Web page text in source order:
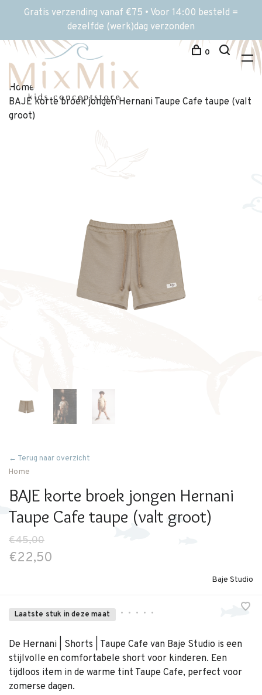
Gratis verzending vanaf €75 • Voor 14:00 besteld =
dezelfde (werk)dag verzonden
0
Home
BAJE korte broek jongen Hernani Taupe Cafe taupe (valt
groot)
← Terug naar overzicht
Home
BAJE korte broek jongen Hernani
Taupe Cafe taupe (valt groot)
€45,00
€22,50
Baje Studio
Laatste stuk in deze maat • • • • •
De Hernani | Shorts | Taupe Cafe van Baje Studio is een
stijlvolle en comfortabele short voor kinderen. Een
tijdloos item in de warme tint Taupe Cafe, perfect voor
zomerse dagen.